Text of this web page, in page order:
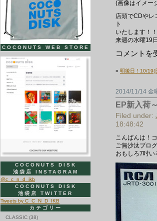
(画像はイメー
店頭でCDやレ
ト
いたします！
来週の水曜19
来
日
コ
ナ
ッ
ツ
デ
ス
ク
デ
ー
で
す。
は
コメントを
« 明後日！10/19(
2014/11/14 金
EP新入荷
Filed under:
18:48:42
こんばんは！
ご無沙汰ブロ
おもしろ7吋
COCONUTS WEB STORE
COCONUTS DISK
池袋店 INSTAGRAM
@c_c_n_d_ikb
COCONUTS DISK
池袋店 TWITTER
Tweets by C_C_N_D_IKB
カテゴリー
CLASSIC (38)